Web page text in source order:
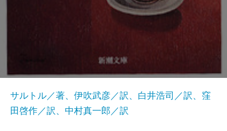
サルトル／著、伊吹武彦／訳、白井浩司／訳、窪
田啓作／訳、中村真一郎／訳